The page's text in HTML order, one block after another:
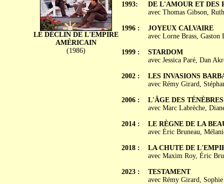
LE DÉCLIN DE L'EMPIRE
AMÉRICAIN
(1986)
1993:
1996 :
1999 :
2002 :
2006 :
2014 :
2018 :
2023 :
DE L'AMOUR ET DES
avec Thomas Gibson,
JOYEUX CALVAIRE
avec Lorne Brass,
STARDOM
avec Jessica Paré, Dan
LES INVASIONS
avec Rémy Girard,
L'ÂGE DES TÉNÈBRES
avec Marc Labrèche,
LE RÈGNE DE LA
avec Éric Bruneau,
LA CHUTE DE
avec Maxim Roy, Éric
TESTAMENT
avec Rémy Girard,